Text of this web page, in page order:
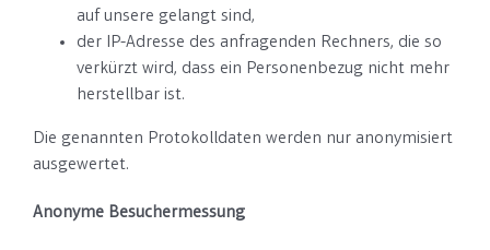
auf unsere gelangt sind,
der IP-Adresse des anfragenden Rechners, die so
verkürzt wird, dass ein Personenbezug nicht mehr
herstellbar ist.
Die genannten Protokolldaten werden nur anonymisiert
ausgewertet.
Anonyme Besuchermessung